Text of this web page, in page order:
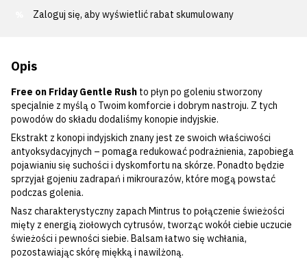
Zaloguj się, aby wyświetlić rabat skumulowany
Opis
Free on Friday Gentle Rush to płyn po goleniu stworzony
specjalnie z myślą o Twoim komforcie i dobrym nastroju. Z tych
powodów do składu dodaliśmy konopie indyjskie.
Ekstrakt z konopi indyjskich znany jest ze swoich właściwości
antyoksydacyjnych – pomaga redukować podrażnienia, zapobiega
pojawianiu się suchości i dyskomfortu na skórze. Ponadto będzie
sprzyjał gojeniu zadrapań i mikrourazów, które mogą powstać
podczas golenia.
Nasz charakterystyczny zapach Mintrus to połączenie świeżości
mięty z energią ziołowych cytrusów, tworząc wokół ciebie uczucie
świeżości i pewności siebie. Balsam łatwo się wchłania,
pozostawiając skórę miękką i nawilżoną.